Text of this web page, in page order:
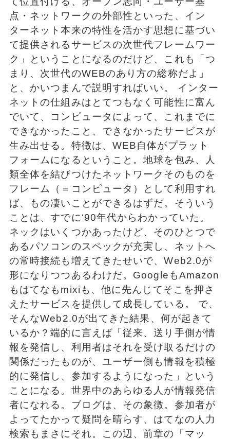
点・ネットワークの外部性といった、イン
ターネット本来の特性を活かす思想に基づい
て提供されるサービスの次世代フレームワー
ク」ということになるのだけど、これも「つ
まり、次世代のWEBのあり方の総称だよ」
と、かいつまんで説明すればいい。 インター
ネットの仕組みはとてつもなく可能性に富ん
でいて、コンピュータによって、これまでに
できなかったこと、できなかったサービスが
生み出せる。特徴は、WEB自体がプラット
フォームになるということ。地球を包み、人
類全体を結びつけたネットワークそのものを
フレーム（＝コンピュータ）として利用すれ
ば、もの凄いことができるはずだ。そういう
ことは、すでに‘90年代からわかっていた。
ネックはいくつかあったけど、そのひとつで
あるパソコンのスペックが充実し、ネットへ
の常時接続も増えてきたせいで、Web2.0が
形になりつつあるわけだ。GoogleもAmazon
もはてなもmixiも、他に先んじてそこを押さ
えたサービスを提供して成長している。 で、
そんなWeb2.0が出てきた結果、何が起きて
いるか？端的に言えば「従来、送り手側が情
報を発信し、利用者はそれを受け取るだけの
関係だったものが、ユーザー側も情報を積極
的に発信し、参加するようになった」という
ことになる。世界中のあらゆる人が情報発信
者になれる。ブログは、その象徴。参加者が
よってたかって疑問を晴らす、はてなの人力
検索もまさにそれ。この辺、前章の「マッ